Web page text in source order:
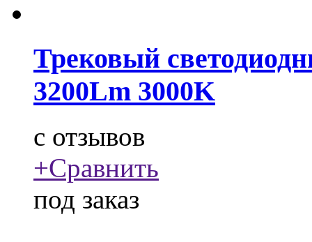
Трековый
3200Lm 3000K
c отзывов
+Сравнить
под заказ